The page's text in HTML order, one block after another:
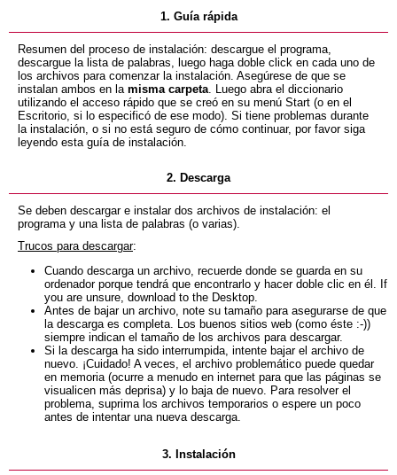
1. Guía rápida
Resumen del proceso de instalación: descargue el programa,
descargue la lista de palabras, luego haga doble click en cada uno de
los archivos para comenzar la instalación. Asegúrese de que se
instalan ambos en la misma carpeta . Luego abra el diccionario
utilizando el acceso rápido que se creó en su menú Start (o en el
Escritorio, si lo especificó de ese modo). Si tiene problemas durante
la instalación, o si no está seguro de cómo continuar, por favor siga
leyendo esta guía de instalación.
2. Descarga
Se deben descargar e instalar dos archivos de instalación: el
programa y una lista de palabras (o varias).
Trucos para descargar:
Cuando descarga un archivo, recuerde donde se guarda en su
ordenador porque tendrá que encontrarlo y hacer doble clic en él. If
you are unsure, download to the Desktop.
Antes de bajar un archivo, note su tamaño para asegurarse de que
la descarga es completa. Los buenos sitios web (como éste :-))
siempre indican el tamaño de los archivos para descargar.
Si la descarga ha sido interrumpida, intente bajar el archivo de
nuevo. ¡Cuidado! A veces, el archivo problemático puede quedar
en memoria (ocurre a menudo en internet para que las páginas se
visualicen más deprisa) y lo baja de nuevo. Para resolver el
problema, suprima los archivos temporarios o espere un poco
antes de intentar una nueva descarga.
3. Instalación